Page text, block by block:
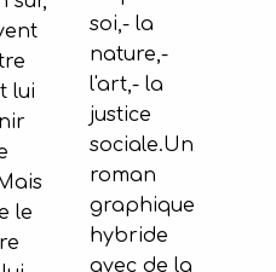
lui
le
soi,- la
nature,-
l'art,- la
justice
sociale.Un
roman
graphique
hybride
avec de la